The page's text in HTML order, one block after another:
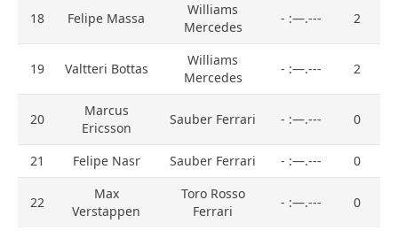
18 Felipe Massa
Williams
Mercedes
- :—.--- 2
19 Valtteri Bottas
Williams
Mercedes
- :—.--- 2
20
Marcus
Ericsson
Sauber Ferrari - :—.--- 0
21 Felipe Nasr Sauber Ferrari - :—.--- 0
22
Max
Verstappen
Toro Rosso
Ferrari
- :—.--- 0